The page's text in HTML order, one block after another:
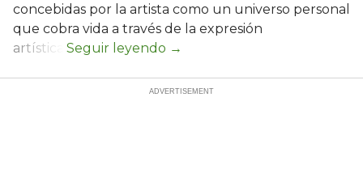
concebidas por la artista como un universo personal
que cobra vida a través de la expresión
artística.